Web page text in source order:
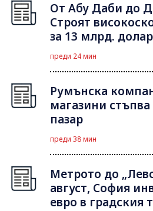
От Абу Даби до
Строят
за 13 млрд.
преди 24 мин
Румънска
магазини
пазар
преди 38 мин
Метрото до
август, София
евро в градския